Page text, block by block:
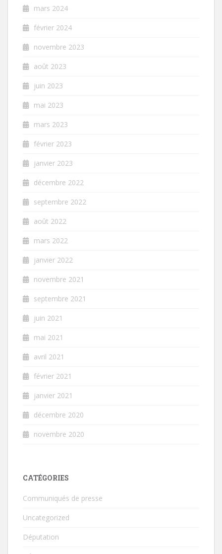
mars 2024
février 2024
novembre 2023
août 2023
juin 2023
mai 2023
mars 2023
février 2023
janvier 2023
décembre 2022
septembre 2022
août 2022
mars 2022
janvier 2022
novembre 2021
septembre 2021
juin 2021
mai 2021
avril 2021
février 2021
janvier 2021
décembre 2020
novembre 2020
CATÉGORIES
Communiqués de presse
Uncategorized
Députation